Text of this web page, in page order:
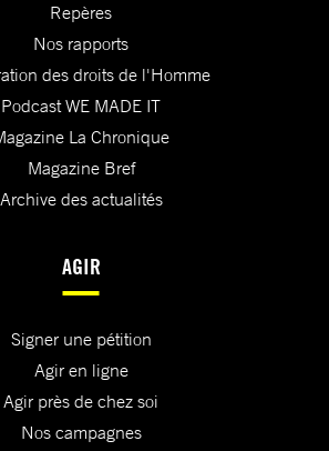
Repères
Nos rapports
des droits de l'Homme
Podcast WE MADE IT
La Chronique
Magazine Bref
Archive des actualités
AGIR
Signer une pétition
Agir en ligne
Agir près de chez soi
Nos campagnes